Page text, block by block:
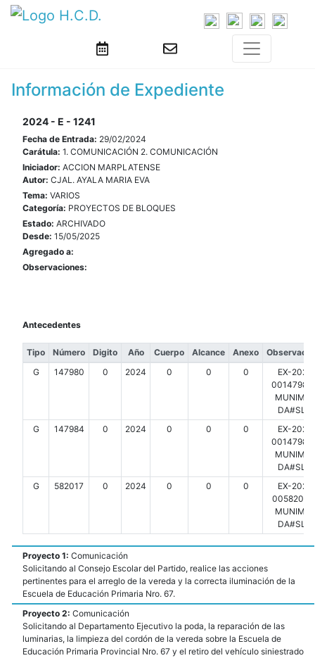
Información de Expediente
2024 - E - 1241
Fecha de Entrada: 29/02/2024
Carátula: 1. COMUNICACIÓN 2. COMUNICACIÓN
Iniciador: ACCION MARPLATENSE
Autor: CJAL. AYALA MARIA EVA
Tema: VARIOS
Categoría: PROYECTOS DE BLOQUES
Estado: ARCHIVADO
Desde: 15/05/2025
Agregado a:
Observaciones:
Antecedentes
Tipo Número Digito Año Cuerpo Alcance Anexo
G
147980 0 2024 0 0 0
EX-
G
147984 0 2024 0 0 0
EX-
G
582017 0 2024 0 0 0
EX-
Proyecto 1: Comunicación
Solicitando al Consejo Escolar del Partido, realice las acciones
pertinentes para el arreglo de la vereda y la correcta iluminación de la
Escuela de Educación Primaria Nro. 67.
Proyecto 2: Comunicación
Solicitando al Departamento Ejecutivo la poda, la reparación de las
luminarias, la limpieza del cordón de la vereda sobre la Escuela de
Educación Primaria Provincial Nro. 67 y el retiro del vehículo siniestrado